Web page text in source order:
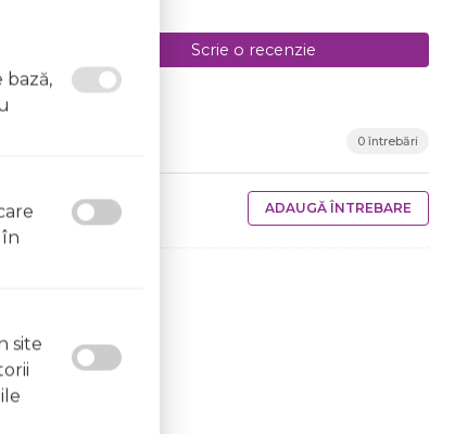
Scrie o recenzie
0 întrebări
ADAUGĂ ÎNTREBARE
bază,
site